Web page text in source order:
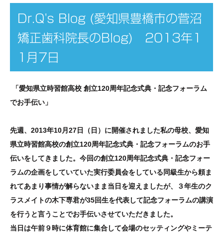
Dr.Q's Blog (愛知県豊橋市の菅沼
矯正歯科院長のBlog) 2013年1
1月7日
「愛知県立時習館高校 創立120周年記念式典・記念フォーラム
でお手伝い」
先週、2013年10月27日（日）に開催されました私の母校、愛知
県立時習館高校の創立120周年記念式典・記念フォーラムのお手
伝いをしてきました。今回の創立120周年記念式典・記念フォー
ラムの企画をしていていた実行委員会をしている同級生から頼ま
れてあまり事情が解らないまま当日を迎えましたが、３年生のク
ラスメイトの木下専君が35回生を代表して記念フォーラムの講演
を行うと言うことでお手伝いさせていただきました。
当日は午前９時に体育館に集合して会場のセッティングやミーテ